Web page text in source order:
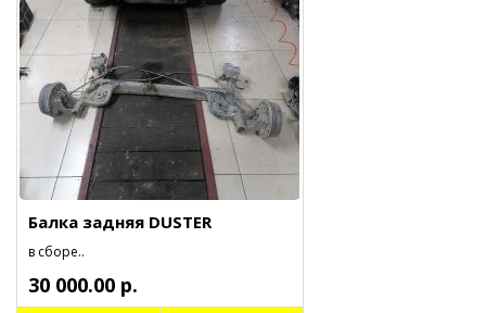
Балка задняя DUSTER
в сборе..
30 000.00 р.